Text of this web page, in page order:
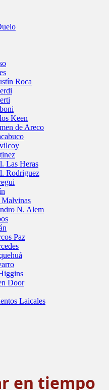
Roca
Keen
de Areco
Las Heras
Rodriguez
Malvinas
N. Alem
Paz
Door
Laicales
en tiempo